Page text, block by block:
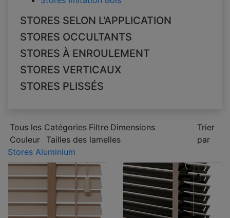
STORES SELON L'APPLICATION
STORES OCCULTANTS
STORES À ENROULEMENT
STORES VERTICAUX
STORES PLISSÉS
Tous les Catégories Filtre Dimensions
Couleur
Tailles des lamelles
Trier
par
Stores Aluminium